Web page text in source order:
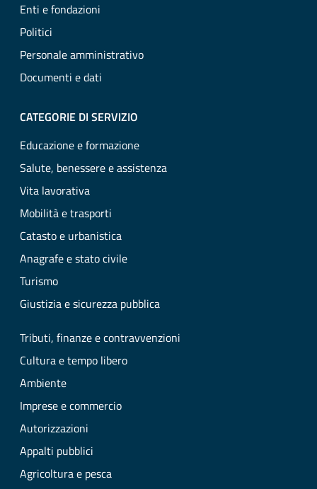
Enti e fondazioni
Politici
Personale amministrativo
Documenti e dati
CATEGORIE DI SERVIZIO
Educazione e formazione
Salute, benessere e assistenza
Vita lavorativa
Mobilità e trasporti
Catasto e urbanistica
Anagrafe e stato civile
Turismo
Giustizia e sicurezza pubblica
Tributi, finanze e contravvenzioni
Cultura e tempo libero
Ambiente
Imprese e commercio
Autorizzazioni
Appalti pubblici
Agricoltura e pesca